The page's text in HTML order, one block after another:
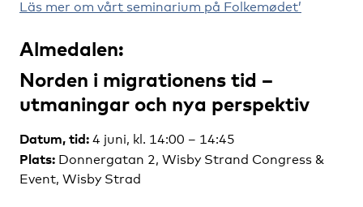
Läs mer om vårt seminarium på Folkemødet’
Almedalen:
Norden i migrationens tid –
utmaningar och nya perspektiv
Datum, tid: 4 juni, kl. 14:00 – 14:45
Plats: Donnergatan 2, Wisby Strand Congress &
Event, Wisby Strad